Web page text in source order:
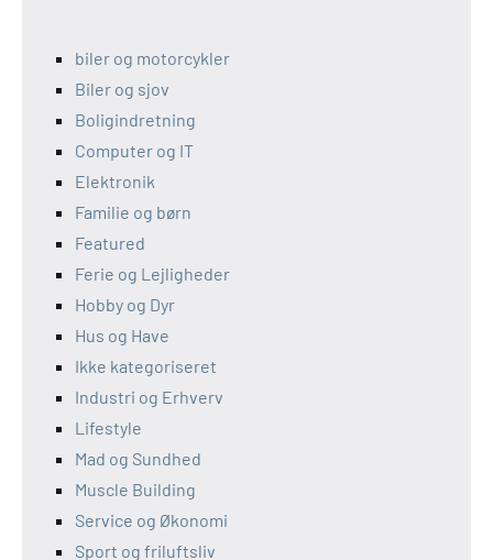
biler og motorcykler
Biler og sjov
Boligindretning
Computer og IT
Elektronik
Familie og børn
Featured
Ferie og Lejligheder
Hobby og Dyr
Hus og Have
Ikke kategoriseret
Industri og Erhverv
Lifestyle
Mad og Sundhed
Muscle Building
Service og Økonomi
Sport og friluftsliv